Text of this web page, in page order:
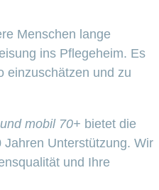
Menschen lange
ins Pflegeheim. Es
einzuschätzen und zu
mobil 70+ bietet die
Unterstützung. Wir
und Ihre